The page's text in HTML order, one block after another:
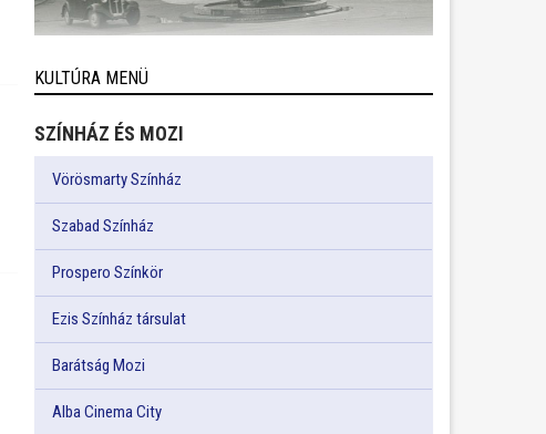
KULTÚRA MENÜ
SZÍNHÁZ ÉS MOZI
Vörösmarty Színház
Szabad Színház
Prospero Színkör
Ezis Színház társulat
Barátság Mozi
Alba Cinema City